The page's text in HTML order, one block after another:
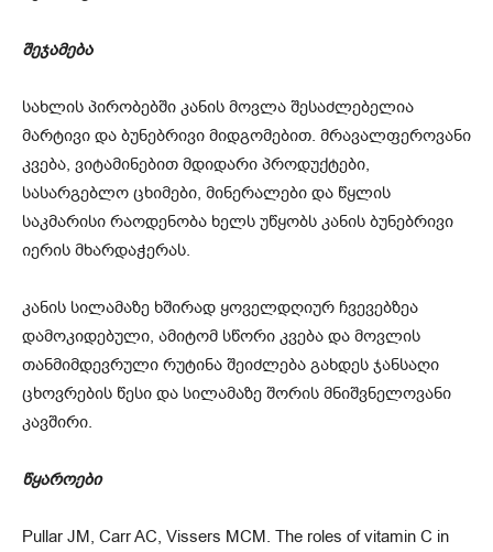
შეჯამება
სახლის პირობებში კანის მოვლა შესაძლებელია
მარტივი და ბუნებრივი მიდგომებით. მრავალფეროვანი
კვება, ვიტამინებით მდიდარი პროდუქტები,
სასარგებლო ცხიმები, მინერალები და წყლის
საკმარისი რაოდენობა ხელს უწყობს კანის ბუნებრივი
იერის მხარდაჭერას.
კანის სილამაზე ხშირად ყოველდღიურ ჩვევებზეა
დამოკიდებული, ამიტომ სწორი კვება და მოვლის
თანმიმდევრული რუტინა შეიძლება გახდეს ჯანსაღი
ცხოვრების წესი და სილამაზე შორის მნიშვნელოვანი
კავშირი.
წყაროები
Pullar JM, Carr AC, Vissers MCM. The roles of vitamin C in